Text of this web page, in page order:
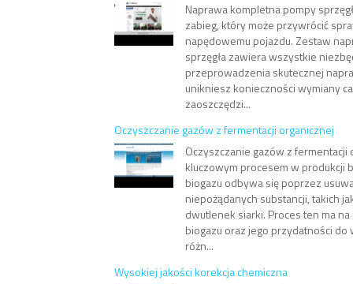
Naprawa kompletna pompy
zabieg, który może przywrócić
napędowemu pojazdu. Zestaw
sprzęgła zawiera wszystkie
przeprowadzenia skutecznej
unikniesz konieczności wymiany
zaoszczędzi...
Oczyszczanie gazów z fermentacji organicznej
Oczyszczanie gazów z fermentacji
kluczowym procesem w produkcji
biogazu odbywa się poprzez
niepożądanych substancji, takich
dwutlenek siarki. Proces ten ma
biogazu oraz jego przydatności
różn...
Wysokiej jakości korekcja chemiczna